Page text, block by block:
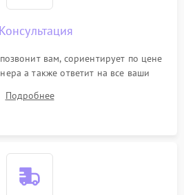
вам, сориентирует по цене
а также ответит на все ваши
Подробнее